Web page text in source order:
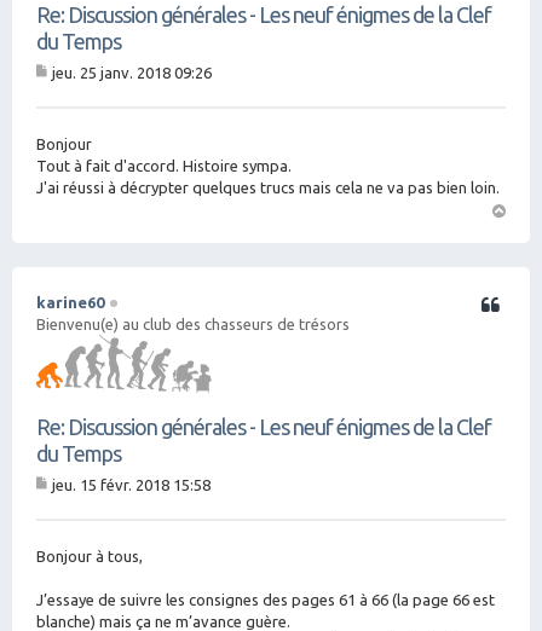
Re: Discussion générales - Les neuf énigmes de la Clef
du Temps
g
e
jeu. 25 janv. 2018 09:26
Bonjour
Tout à fait d'accord. Histoire sympa.
J'ai réussi à décrypter quelques trucs mais cela ne va pas bien loin.
karine60
Bienvenu(e) au club des chasseurs de trésors
Re: Discussion générales - Les neuf énigmes de la Clef
du Temps
Citation
g
jeu. 15 févr. 2018 15:58
Bonjour à tous,
J’essaye de suivre les consignes des pages 61 à 66 (la page 66 est
blanche) mais ça ne m’avance guère.